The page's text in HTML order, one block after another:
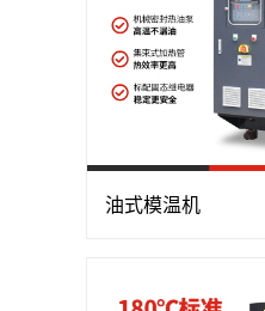
油式模温机